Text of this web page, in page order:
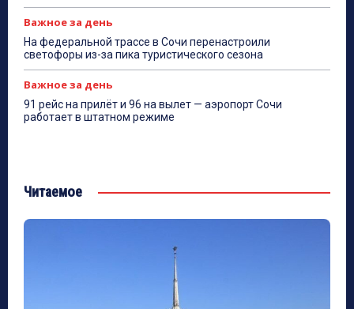
Важное за день
На федеральной трассе в Сочи перенастроили
светофоры из-за пика туристического сезона
Важное за день
91 рейс на прилёт и 96 на вылет — аэропорт Сочи
работает в штатном режиме
Читаемое